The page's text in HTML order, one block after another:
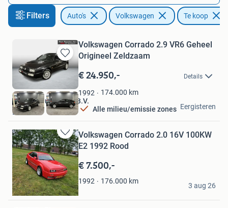
Filters Auto's Volkswagen Te koop
Bewaren
in
Favorieten
Volkswagen Corrado 2.9 VR6 Geheel
Origineel Zeldzaam
€ 24.950,- Details
1992 174.000 km
Alle milieu/emissie zones
Nieuwenhuis Auto's B.V.
Ermelo
Eergisteren
Bewaren
in
Mijn
Favorieten
Volkswagen Corrado 2.0 16V 100KW
E2 1992 Rood
€ 7.500,-
1992 176.000 km
Mike
Asten
3 aug 26